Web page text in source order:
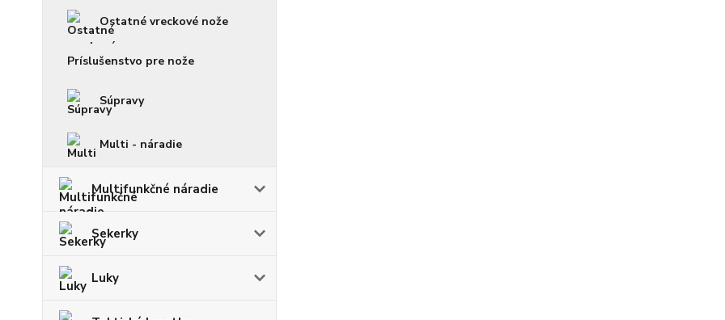
Ostatné vreckové nože
Príslušenstvo pre nože
Súpravy
Multi - náradie
Multifunkčné náradie
Sekerky
Luky